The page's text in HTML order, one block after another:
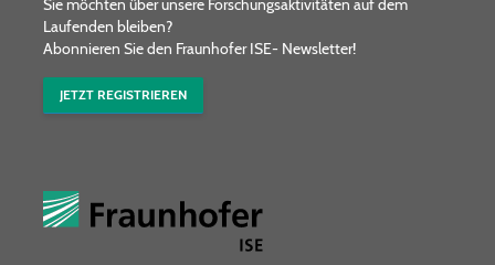
Sie möchten über unsere Forschungs­aktivitäten auf dem
Laufenden bleiben?
Abonnieren Sie den Fraunhofer ISE- Newsletter!
JETZT REGISTRIEREN